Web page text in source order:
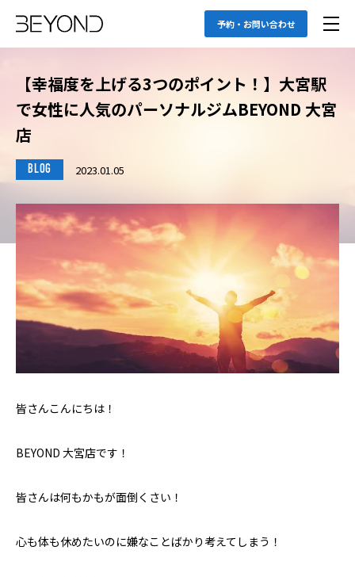
予約・お問い合わせ
【幸福度を上げる3つのポイント！】大宮駅
で女性に人気のパーソナルジムBEYOND 大宮
店
BLOG 2023.01.05
皆さんこんにちは！
BEYOND 大宮店です！
皆さんは何もかもが面倒くさい！
心も体も休めたいのに嫌なことばかり考えてしまう！